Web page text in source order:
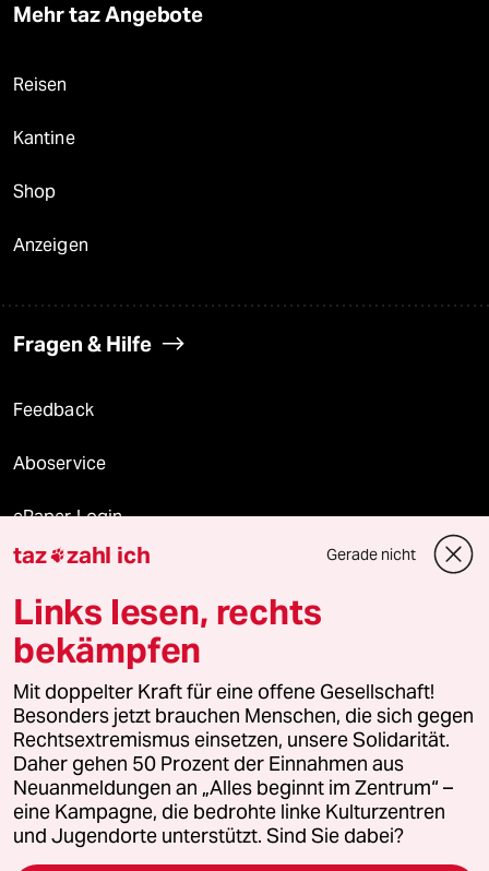
Mehr taz Angebote
Reisen
Kantine
Shop
Anzeigen
Fragen & Hilfe
Feedback
Aboservice
ePaper Login
Downloads für Abonnierende
© 2026 taz Verlags und Vertriebs GmbH
Alle Rechte vorbehalten. Bei rechtlichen Fragen oder für Genehmigungen
wenden Sie sich bitte an
lizenzen@taz.de
Feedback Redaktionsstatut Kommune-Richtlinien
Leitlinie Informant Datenschutz Impressum AGB
taz zahl ich Gerade nicht
Links lesen, rechts
bekämpfen
Mit doppelter Kraft für eine offene Gesellschaft!
Besonders jetzt brauchen Menschen, die sich gegen
Rechtsextremismus einsetzen, unsere Solidarität.
Daher gehen 50 Prozent der Einnahmen aus
Neuanmeldungen an „Alles beginnt im Zentrum“ –
eine Kampagne, die bedrohte linke Kulturzentren
und Jugendorte unterstützt. Sind Sie dabei?